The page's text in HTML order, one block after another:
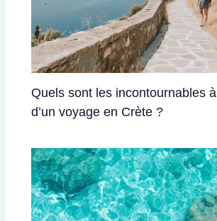
Quels sont les incontournables
d’un voyage en Crète ?